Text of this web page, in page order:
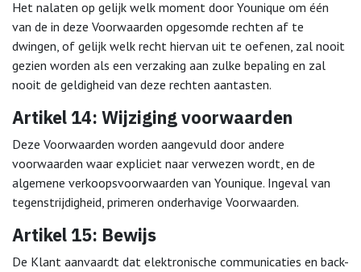
Het nalaten op gelijk welk moment door Younique om één
van de in deze Voorwaarden opgesomde rechten af te
dwingen, of gelijk welk recht hiervan uit te oefenen, zal nooit
gezien worden als een verzaking aan zulke bepaling en zal
nooit de geldigheid van deze rechten aantasten.
Artikel 14: Wijziging voorwaarden
Deze Voorwaarden worden aangevuld door andere
voorwaarden waar expliciet naar verwezen wordt, en de
algemene verkoopsvoorwaarden van Younique. Ingeval van
tegenstrijdigheid, primeren onderhavige Voorwaarden.
Artikel 15: Bewijs
De Klant aanvaardt dat elektronische communicaties en back-